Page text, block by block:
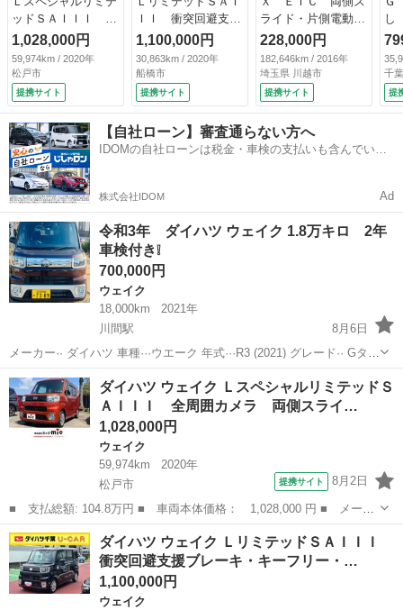
ッドＳＡＩＩＩ 全
周囲カメラ 両側ス
ライド・片側電動
ナビ ＴＶ クリア
ランスソナー 衝突
被害軽減システム
オートマチックハイ
ビーム オートライ
ト スマートキー
アイドリングストッ
プ 電動格納ミラ
ー ベンチシート
（検9.8）
1,028,000円
59,974km / 2020年
松戸市
提携サイト
ＩＩ 衝突回避支援
ブレーキ・キーフリ
ー・エコアイドル・
ナビ・全方位カメ
ラ・ドライブレコー
ダー・ＥＴＣ・アル
ミホイール・両側パ
ワースライドドア・
オートエアコン・オ
納ミラー・ （検
1,100,000円
30,863km / 2020年
船橋市
提携サイト
ライド・片側電動
アイドリングストッ
プ スマートキー
（検9.3）
228,000円
182,646km / 2016年
埼玉県 川越市
提携サイト
し
ビ
ｕ
突
ッ
ワ
Ｄ
ン
千
提
【自社ローン】審査通らない方へ
IDOMの自社ローンは税金・車検の支払いも含んでいる
株式会社IDOM Ad
令和3年 ダイハツ ウェイク 1.8万キロ 2年
車検付き❕
700,000円
ウェイク
18,000km
2021年
川間駅
8月6日
メーカー·· ダイハツ 車種···ウエーク 年式···R3 (2021) グレード·· Gター
ボVS SA3 走行距離···18700km ボディタイプ··· 軽自動車 車検有効期
限:令和10年0...
千葉 野田市 川間駅 ウェイク
ダイハツ ウェイク ＬスペシャルリミテッドＳ
ＡＩＩＩ 全周囲カメラ 両側スライ…
1,028,000円
ウェイク
59,974km
2020年
松戸市
提携サイト 8月2日
■ 支払総額: 104.8万円 ■ 車両本体価格： 1,028,000 円 ■ メーカ
ー名： ダイハツ ■ 車種名： ウェイク ■ グレード名： Ｌスペ
シャルリミテッドＳＡＩＩＩ 全周囲カメラ 両側スライド・片側電
動 ナビ...
千葉 松戸市 ウェイク
ダイハツ ウェイク ＬリミテッドＳＡＩＩＩ
衝突回避支援ブレーキ・キーフリー・…
1,100,000円
ウェイク